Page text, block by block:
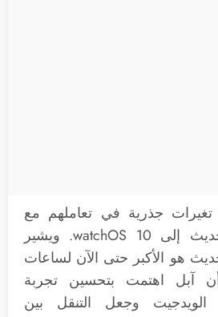
جذرية في تعاملهم مع
ساعة آبل بعد التحديث إلى watchOS 10. ويشير
هو الأكبر حتى الآن لساعات
آبل اهتمت بتحسين تجربة
الويدجيت وجعل التنقل بين